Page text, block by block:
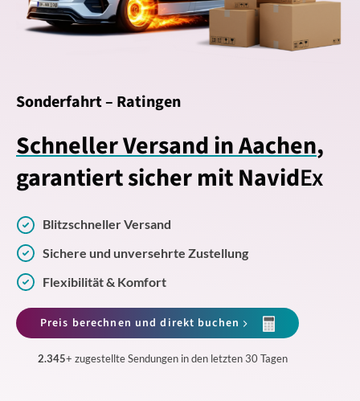
Sonderfahrt – Ratingen
Schneller Versand in Aachen,
garantiert sicher mit NavidEx
Blitzschneller Versand
Sichere und unversehrte Zustellung
Flexibilität & Komfort
Preis berechnen und direkt buchen
2.345+ zugestellte Sendungen in den letzten 30 Tagen